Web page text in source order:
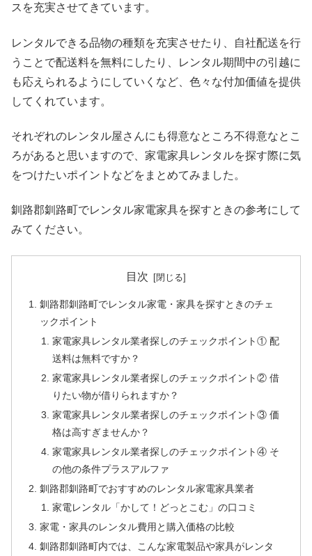
スを充実させてきています。
レンタルできる品物の種類を充実させたり、自社配送を行
うことで配送料を無料にしたり、レンタル期間中の引越に
も応えられるようにしていくなど、色々な付加価値を提供
してくれています。
それぞれのレンタル屋さんにも得意なところ不得意なとこ
ろがあると思いますので、家電家具レンタルを探す際に気
をつけたいポイントなどをまとめてみました。
釧路郡釧路町でレンタル家電家具を探すときの参考にして
みてください。
目次
釧路郡釧路町でレンタル家電・家具を探すときのチェ
ックポイント
家電家具レンタル業者探しのチェックポイント① 配
送料は無料ですか？
家電家具レンタル業者探しのチェックポイント② 借
りたい物が借りられますか？
家電家具レンタル業者探しのチェックポイント③ 価
格は高すぎませんか？
家電家具レンタル業者探しのチェックポイント④ そ
の他の条件プラスアルファ
釧路郡釧路町でおすすめのレンタル家電家具業者
家電レンタル「かして！どっとこむ」の口コミ
家電・家具のレンタル費用と購入価格の比較
釧路郡釧路町内では、こんな家電製品や家具がレンタ